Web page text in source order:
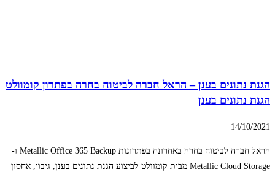
הגנת נתונים בענן – הראל חברה לביטוח בחרה בפתרון קומוולט
הגנת נתונים בענן
14/10/2021
הראל חברה לביטוח בחרה באחרונה בפתרונות Metallic Office 365 Backup ו-
Metallic Cloud Storage מבית קומוולט לביצוע הגנת נתונים בענן, גיבוי, אחסון